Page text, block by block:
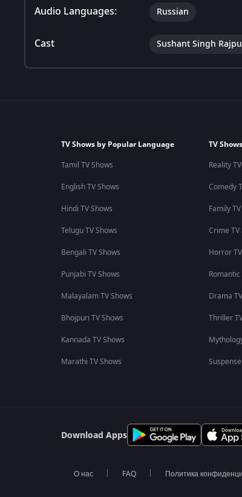
Audio Languages: Russian
Cast Sushant Singh
TV Shows by Popular Language
Tamil TV Shows
English TV Shows
Hindi TV Shows
Telugu TV Shows
Bengali TV Shows
Punjabi TV Shows
Malayalam TV Shows
Bhojpuri TV Shows
Kannada TV Shows
Marathi TV Shows
TV
Reality
Comedy
Family
Crime TV
Horror
Romantic
Drama
Thriller
Download Apps
О нас FAQ Политика